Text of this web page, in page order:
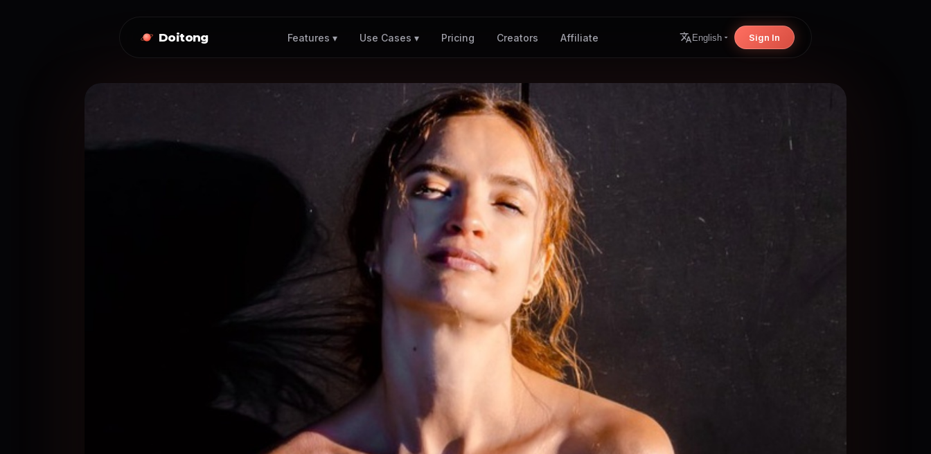
Doitong Features ▾ Use Cases ▾ Pricing Creators Affiliate English Sign In